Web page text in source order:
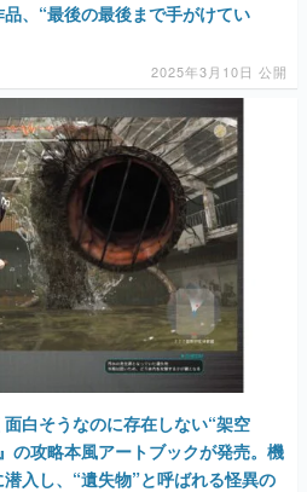
、“最後の最後まで手がけてい
2025年3月10日 公開
白そうなのに存在しない“架空
の攻略本風アートブックが発売。機
入し、“遺失物”と呼ばれる怪異の